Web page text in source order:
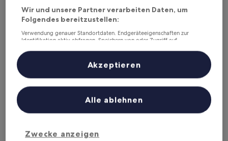
3.5-
Wir und unsere Partner verarbeiten Daten, um
Folgendes bereitzustellen:
Verwendung genauer Standortdaten. Endgeräteeigenschaften zur
Identifikation aktiv abfragen. Speichern von oder Zugriff auf
Inhalte, Messung von Werbeleistung und der Performance von Inhalten,
Zielgruppenforschung sowie Entwicklung und Verbesserung von
Liste der Partner (Lieferanten)
Zwecke anzeigen
Alle ablehnen
Akzeptieren